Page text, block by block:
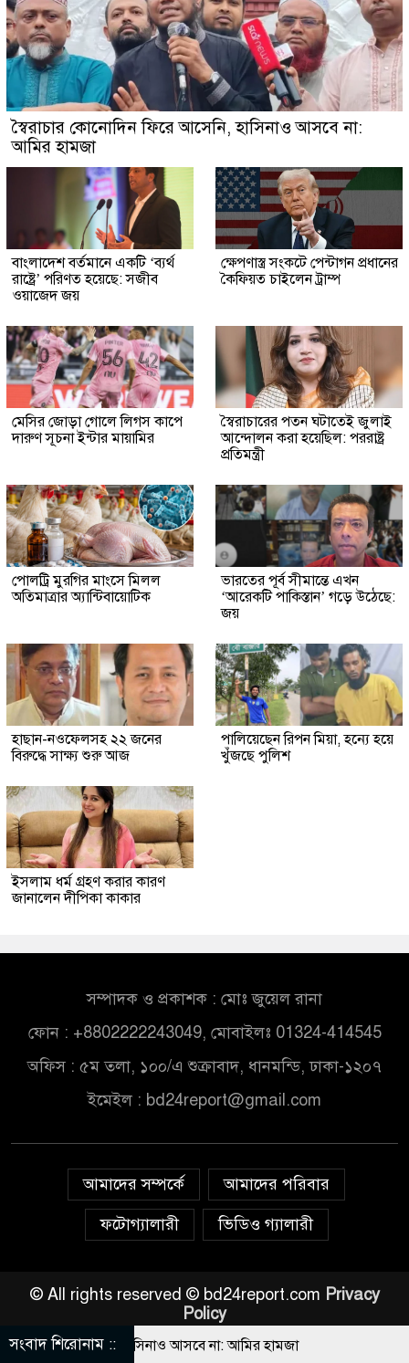
স্বৈরাচার কোনোদিন ফিরে আসেনি, হাসিনাও আসবে না:
আমির হামজা
বাংলাদেশ বর্তমানে একটি ‘ব্যর্থ
রাষ্ট্রে’ পরিণত হয়েছে: সজীব
ওয়াজেদ জয়
ক্ষেপণাস্ত্র সংকটে পেন্টাগন প্রধানের
কৈফিয়ত চাইলেন ট্রাম্প
মেসির জোড়া গোলে লিগস কাপে
দারুণ সূচনা ইন্টার মায়ামির
স্বৈরাচারের পতন ঘটাতেই জুলাই
আন্দোলন করা হয়েছিল: পররাষ্ট্র
প্রতিমন্ত্রী
পোলট্রি মুরগির মাংসে মিলল
অতিমাত্রার অ্যান্টিবায়োটিক
ভারতের পূর্ব সীমান্তে এখন
‘আরেকটি পাকিস্তান’ গড়ে উঠেছে:
জয়
হাছান-নওফেলসহ ২২ জনের
বিরুদ্ধে সাক্ষ্য শুরু আজ
পালিয়েছেন রিপন মিয়া, হন্যে হয়ে
খুঁজছে পুলিশ
ইসলাম ধর্ম গ্রহণ করার কারণ
জানালেন দীপিকা কাকার
সম্পাদক ও প্রকাশক : মোঃ জুয়েল রানা
ফোন : +8802222243049, মোবাইলঃ 01324-414545
অফিস : ৫ম তলা, ১০০/এ শুক্রাবাদ, ধানমন্ডি, ঢাকা-১২০৭
ইমেইল : bd24report@gmail.com
আমাদের সম্পর্কে
আমাদের পরিবার
ফটোগ্যালারী
ভিডিও গ্যালারী
© All rights reserved © bd24report.com Privacy
Policy
সংবাদ শিরোনাম ::
ফিরে আসেনি, হাসিনাও আসবে না: আমির হামজা